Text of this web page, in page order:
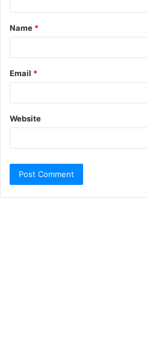
Name *
Email *
Website